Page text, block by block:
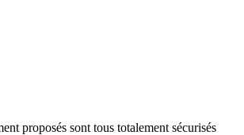
proposés sont tous totalement sécurisés